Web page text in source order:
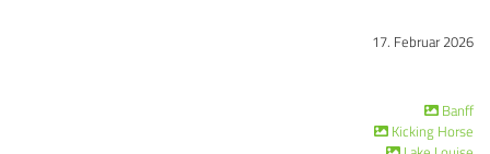
17. Februar 2026
Banff
Kicking Horse